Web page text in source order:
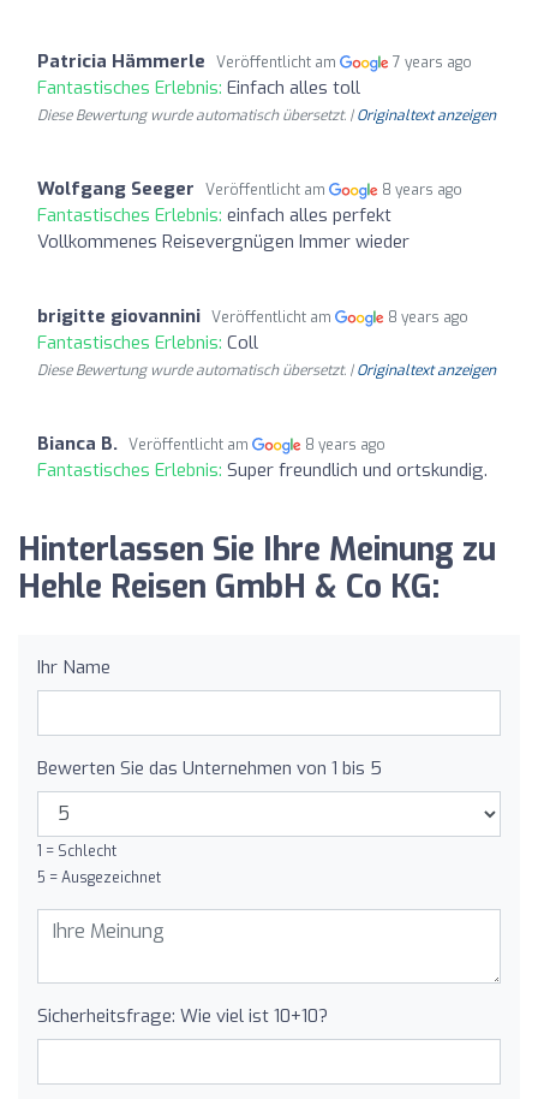
Patricia Hämmerle Veröffentlicht am 7 years ago
Fantastisches Erlebnis: Einfach alles toll
Diese Bewertung wurde automatisch übersetzt. |Originaltext anzeigen
Wolfgang Seeger Veröffentlicht am 8 years ago
Fantastisches Erlebnis: einfach alles perfekt
Vollkommenes Reisevergnügen Immer wieder
brigitte giovannini Veröffentlicht am 8 years ago
Fantastisches Erlebnis: Coll
Diese Bewertung wurde automatisch übersetzt. |Originaltext anzeigen
Bianca B. Veröffentlicht am 8 years ago
Fantastisches Erlebnis: Super freundlich und ortskundig.
Hinterlassen Sie Ihre Meinung zu
Hehle Reisen GmbH & Co KG:
Ihr Name
Bewerten Sie das Unternehmen von 1 bis 5
1 = Schlecht
5 = Ausgezeichnet
Sicherheitsfrage: Wie viel ist 10+10?